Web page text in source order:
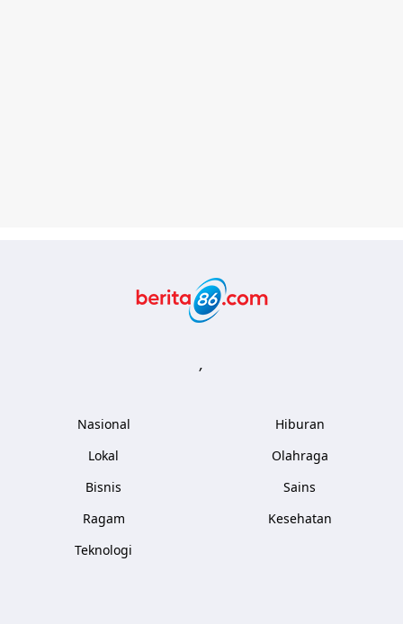
,
Nasional
Lokal
Bisnis
Ragam
Teknologi
Hiburan
Olahraga
Sains
Kesehatan